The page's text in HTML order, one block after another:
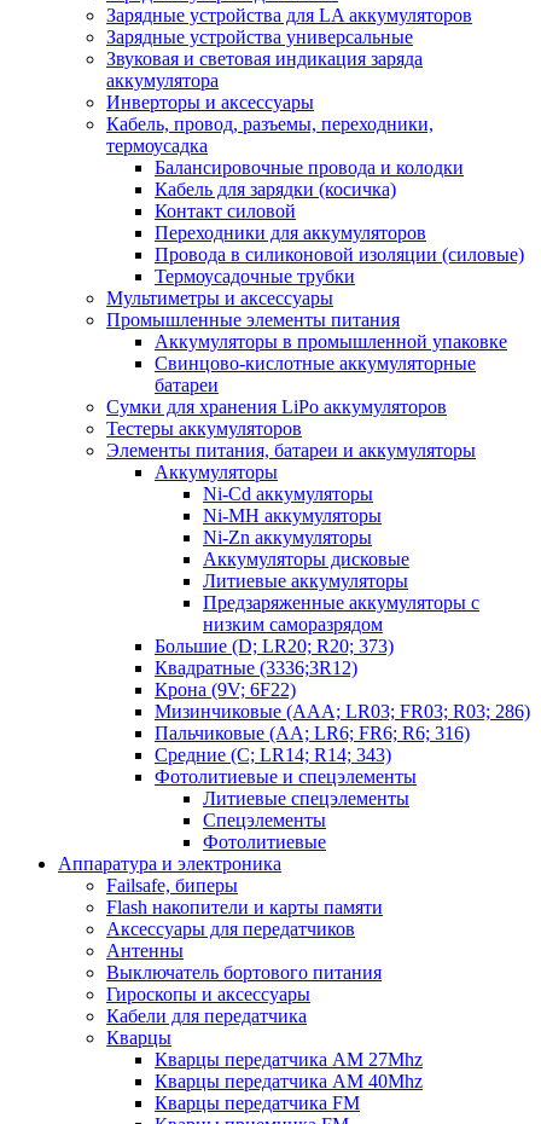
Зарядные устройства для LA аккумуляторов
Зарядные устройства универсальные
Звуковая и световая индикация заряда
аккумулятора
Инверторы и аксессуары
Кабель, провод, разъемы, переходники,
термоусадка
Балансировочные провода и колодки
Кабель для зарядки (косичка)
Контакт силовой
Переходники для аккумуляторов
Провода в силиконовой изоляции (силовые)
Термоусадочные трубки
Мультиметры и аксессуары
Промышленные элементы питания
Аккумуляторы в промышленной упаковке
Свинцово-кислотные аккумуляторные
батареи
Сумки для хранения LiPo аккумуляторов
Тестеры аккумуляторов
Элементы питания, батареи и аккумуляторы
Аккумуляторы
Ni-Cd аккумуляторы
Ni-MH аккумуляторы
Ni-Zn аккумуляторы
Аккумуляторы дисковые
Литиевые аккумуляторы
Предзаряженные аккумуляторы с
низким саморазрядом
Большие (D; LR20; R20; 373)
Квадратные (3336;3R12)
Крона (9V; 6F22)
Мизинчиковые (AAA; LR03; FR03; R03; 286)
Пальчиковые (AA; LR6; FR6; R6; 316)
Средние (C; LR14; R14; 343)
Фотолитиевые и спецэлементы
Литиевые спецэлементы
Спецэлементы
Фотолитиевые
Аппаратура и электроника
Failsafe, биперы
Flash накопители и карты памяти
Аксессуары для передатчиков
Антенны
Выключатель бортового питания
Гироскопы и аксессуары
Кабели для передатчика
Кварцы
Кварцы передатчика AM 27Mhz
Кварцы передатчика AM 40Mhz
Кварцы передатчика FM